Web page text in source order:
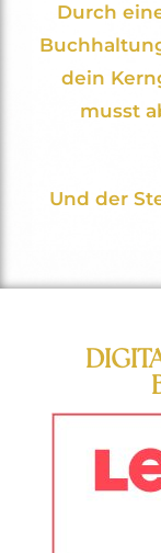
Durch
dein
musst
Und der